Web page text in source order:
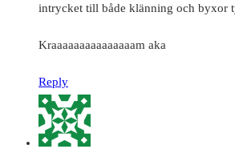
intrycket till både klänning och byxor
Kraaaaaaaaaaaaaaam aka
Reply